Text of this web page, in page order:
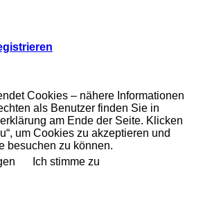
Cookies – nähere Informationen
als Benutzer finden Sie in
am Ende der Seite. Klicken
um Cookies zu akzeptieren und
besuchen zu können.
Ich stimme zu